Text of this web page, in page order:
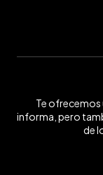
Te
informa, pero
de